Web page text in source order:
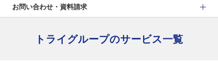
お問い合わせ・資料請求
トライグループのサービス一覧